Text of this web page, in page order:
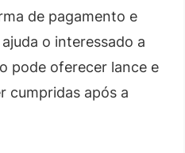
de pagamento e
o interessado a
pode oferecer lance e
cumpridas após a